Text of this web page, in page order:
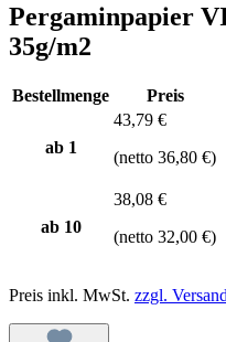
Pergaminpapier
35g/m2
Bestellmenge Preis
ab 1
43,79 €
(netto 36,80 €)
ab 10
38,08 €
(netto 32,00 €)
Preis inkl. MwSt. zzgl.